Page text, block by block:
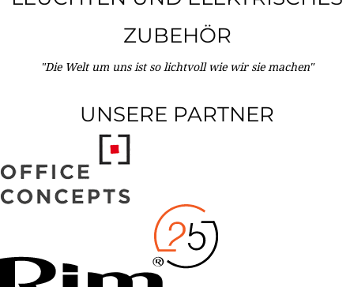
ZUBEHÖR
"Die Welt um uns ist so lichtvoll wie wir sie machen"
UNSERE PARTNER